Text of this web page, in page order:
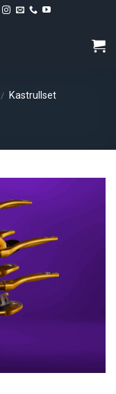
/ Kastrullset